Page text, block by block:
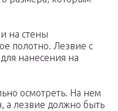
на стены
полотно. Лезвие с
нанесения на
осмотреть. На нем
а лезвие должно быть